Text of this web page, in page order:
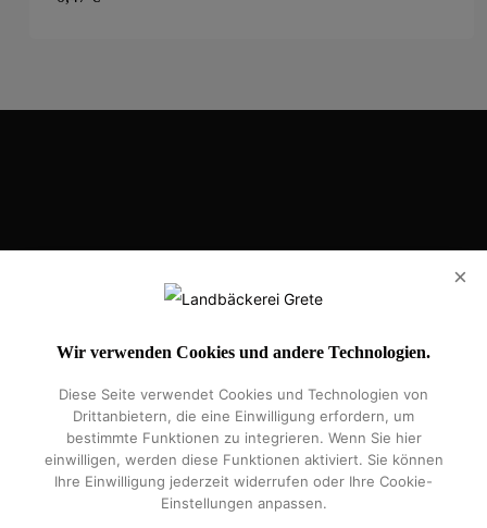
Handelsregister: HRB 207595
ImpressumDatenschutzWiderrufsrechtÜber UnsKontakt
5 Sterne Bäckerei Vereinssponsoring Gretes Kundenkarte
Wir verwenden Cookies und andere Technologien.
Diese Seite verwendet Cookies und Technologien von
Drittanbietern, die eine Einwilligung erfordern, um
bestimmte Funktionen zu integrieren. Wenn Sie hier
einwilligen, werden diese Funktionen aktiviert. Sie können
Ihre Einwilligung jederzeit widerrufen oder Ihre Cookie-
Einstellungen anpassen.
×